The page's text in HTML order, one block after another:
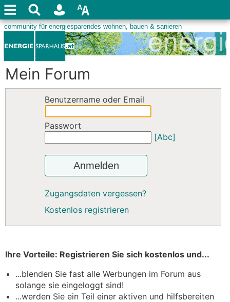
Mein Forum
Benutzername oder Email
Passwort
[Abc]
Anmelden
Zugangsdaten vergessen?
Kostenlos registrieren
Ihre Vorteile: Registrieren Sie sich kostenlos und...
...blenden Sie fast alle Werbungen im Forum aus
solange sie eingeloggt sind!
...werden Sie ein Teil einer aktiven und hilfsbereiten